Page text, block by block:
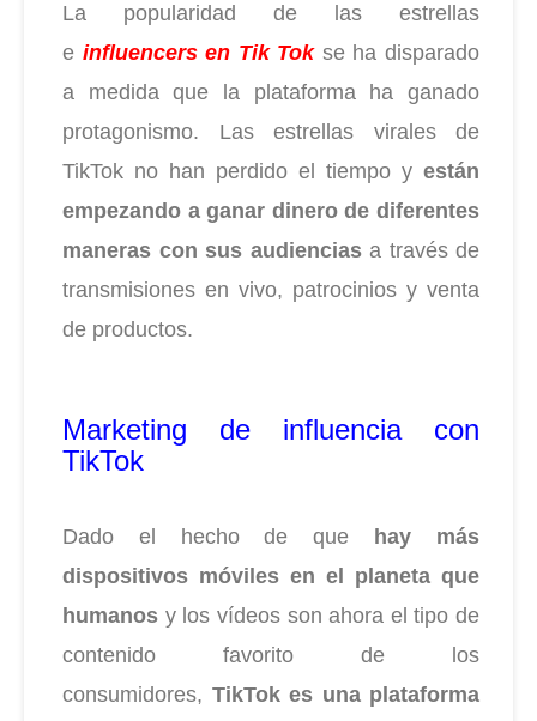
La popularidad de las estrellas
e influencers en Tik Tokse ha disparado
a medida que la plataforma ha ganado
protagonismo. Las estrellas virales de
TikTok no han perdido el tiempo y están
empezando a ganar dinero de diferentes
maneras con sus audienciasa través de
transmisiones en vivo, patrocinios y venta
de productos.
Marketing de influencia con
TikTok
Dado el hecho de que
hay más
dispositivos móviles en el planeta que
humanos y los vídeos son ahora el tipo de
contenido favorito de los
consumidores, TikTok es una plataforma